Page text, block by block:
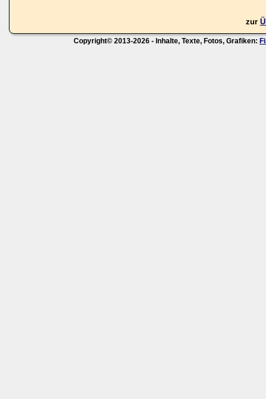
zur
Copyright© 2013-2026 - Inhalte, Texte, Fotos, Grafiken: